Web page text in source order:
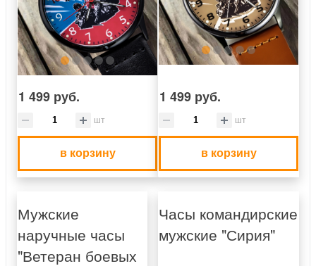
1 499 руб.
шт
в корзину
1 499 руб.
шт
в корзину
Мужские
наручные часы
"Ветеран боевых
Часы командирские
мужские "Сирия"